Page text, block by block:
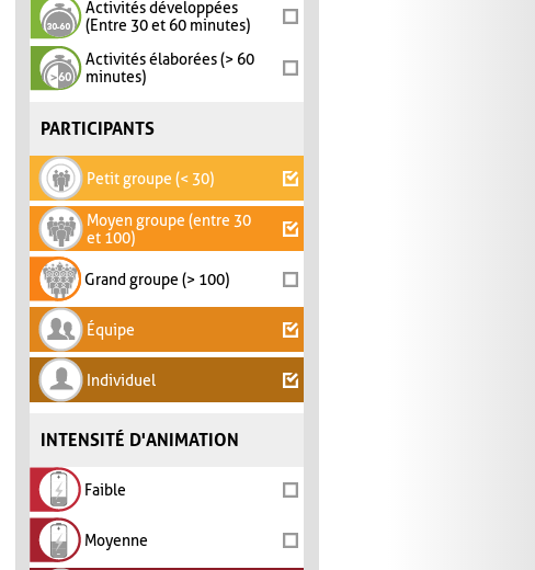
Activités développées
(Entre 30 et 60 minutes)
Activités élaborées (> 60
minutes)
PARTICIPANTS
Petit groupe (< 30)
Moyen groupe (entre 30
et 100)
Grand groupe (> 100)
Équipe
Individuel
INTENSITÉ D'ANIMATION
Faible
Moyenne